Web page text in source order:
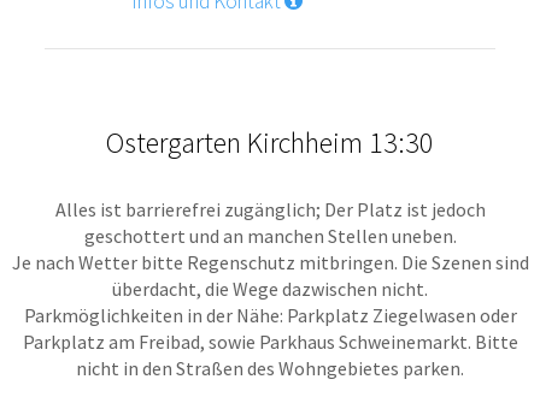
Ostergarten Kirchheim 13:30
Alles ist barrierefrei zugänglich; Der Platz ist jedoch
geschottert und an manchen Stellen uneben.
Je nach Wetter bitte Regenschutz mitbringen. Die Szenen sind
überdacht, die Wege dazwischen nicht.
Parkmöglichkeiten in der Nähe: Parkplatz Ziegelwasen oder
Parkplatz am Freibad, sowie Parkhaus Schweinemarkt. Bitte
nicht in den Straßen des Wohngebietes parken.